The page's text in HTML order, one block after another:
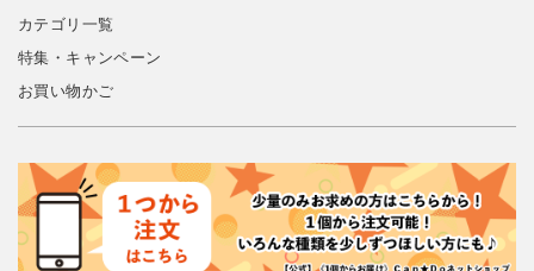
カテゴリ一覧
特集・キャンペーン
お買い物かご